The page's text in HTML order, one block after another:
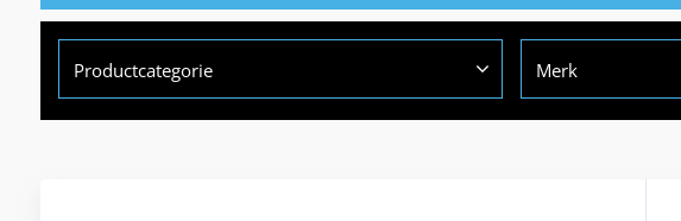
Productcategorie Merk